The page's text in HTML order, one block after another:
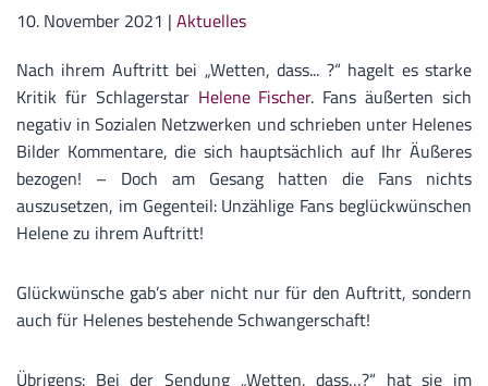
10. November 2021 | Aktuelles
Nach ihrem Auftritt bei „Wetten, dass... ?“ hagelt es starke
Kritik für Schlagerstar Helene Fischer. Fans äußerten sich
negativ in Sozialen Netzwerken und schrieben unter Helenes
Bilder Kommentare, die sich hauptsächlich auf Ihr Äußeres
bezogen! – Doch am Gesang hatten die Fans nichts
auszusetzen, im Gegenteil: Unzählige Fans beglückwünschen
Helene zu ihrem Auftritt!
Glückwünsche gab’s aber nicht nur für den Auftritt, sondern
auch für Helenes bestehende Schwangerschaft!
Übrigens: Bei der Sendung „Wetten, dass…?“ hat sie im